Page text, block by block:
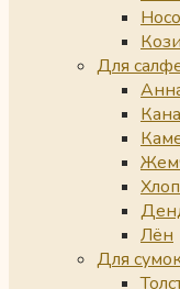
Для
Лён
Для